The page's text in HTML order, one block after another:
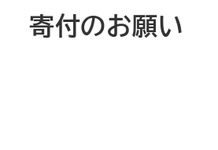
寄付のお願い